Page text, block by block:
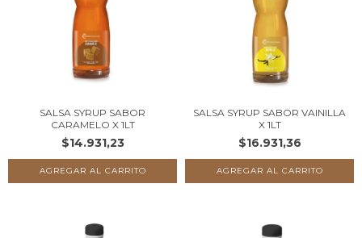
SALSA SYRUP SABOR
CARAMELO X 1LT
$14.931,23
SALSA SYRUP SABOR VAINILLA
X 1LT
$16.931,36